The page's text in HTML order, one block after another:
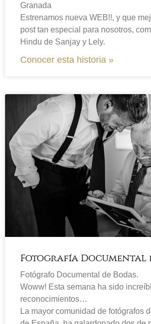
Granada
Estrenamos nueva WEB!!, y que
post tan especial para nosotros,
Hindu de Sanjay y Lely.
Conocer esta historia »
Fotografía Documental
Fotógrafo Documental de Bodas.
Woww! Esta semana ha sido
reconocimientos…
La mayor comunidad de fotógrafos